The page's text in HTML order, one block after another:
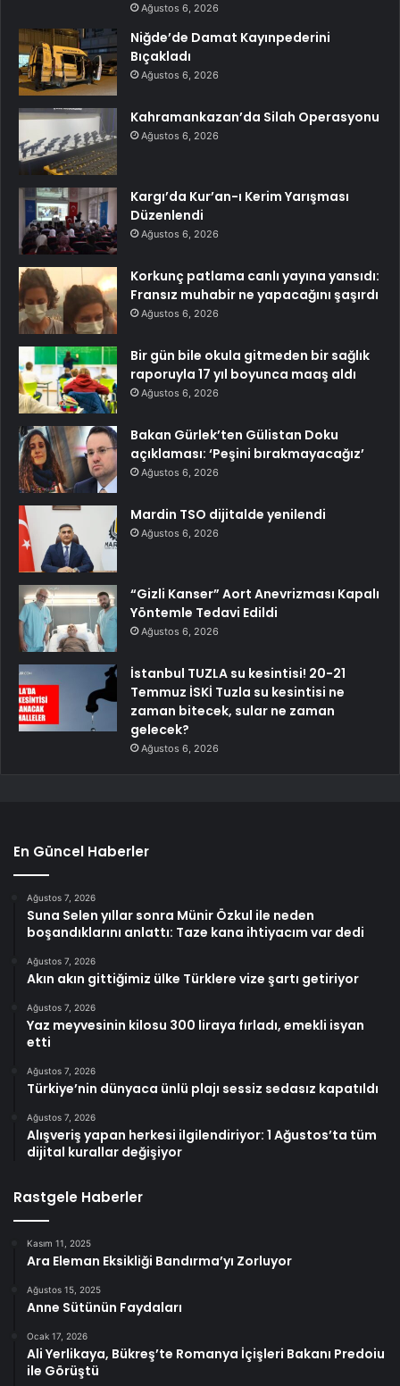
Ağustos 6, 2026
Niğde’de Damat Kayınpederini
Bıçakladı
Ağustos 6, 2026
Kahramankazan’da Silah Operasyonu
Ağustos 6, 2026
Kargı’da Kur’an-ı Kerim Yarışması
Düzenlendi
Ağustos 6, 2026
Korkunç patlama canlı yayına yansıdı:
Fransız muhabir ne yapacağını şaşırdı
Ağustos 6, 2026
Bir gün bile okula gitmeden bir sağlık
raporuyla 17 yıl boyunca maaş aldı
Ağustos 6, 2026
Bakan Gürlek’ten Gülistan Doku
açıklaması: ‘Peşini bırakmayacağız’
Ağustos 6, 2026
Mardin TSO dijitalde yenilendi
Ağustos 6, 2026
“Gizli Kanser” Aort Anevrizması Kapalı
Yöntemle Tedavi Edildi
Ağustos 6, 2026
İstanbul TUZLA su kesintisi! 20-21
Temmuz İSKİ Tuzla su kesintisi ne
zaman bitecek, sular ne zaman
gelecek?
Ağustos 6, 2026
En Güncel Haberler
Ağustos 7, 2026
Suna Selen yıllar sonra Münir Özkul ile neden
boşandıklarını anlattı: Taze kana ihtiyacım var dedi
Ağustos 7, 2026
Akın akın gittiğimiz ülke Türklere vize şartı getiriyor
Ağustos 7, 2026
Yaz meyvesinin kilosu 300 liraya fırladı, emekli isyan
etti
Ağustos 7, 2026
Türkiye’nin dünyaca ünlü plajı sessiz sedasız kapatıldı
Ağustos 7, 2026
Alışveriş yapan herkesi ilgilendiriyor: 1 Ağustos’ta tüm
dijital kurallar değişiyor
Rastgele Haberler
Kasım 11, 2025
Ara Eleman Eksikliği Bandırma’yı Zorluyor
Ağustos 15, 2025
Anne Sütünün Faydaları
Ocak 17, 2026
Ali Yerlikaya, Bükreş’te Romanya İçişleri Bakanı Predoiu
ile Görüştü